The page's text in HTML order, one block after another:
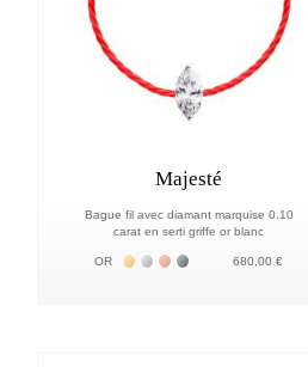
Majesté
Bague fil avec diamant marquise 0.10
carat en serti griffe or blanc
OR Жёлтое золото 18К
Белое золото 18К
Розовое золото 18К
Чёрное золото 18К
680,00 €